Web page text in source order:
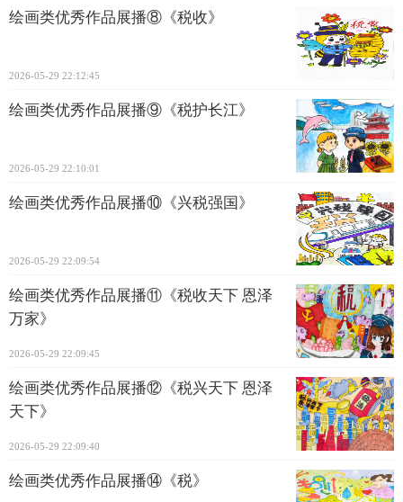
绘画类优秀作品展播⑧《税收》
2026-05-29 22:12:45
绘画类优秀作品展播⑨《税护长江》
2026-05-29 22:10:01
绘画类优秀作品展播⑩《兴税强国》
2026-05-29 22:09:54
绘画类优秀作品展播⑪《税收天下 恩泽
万家》
2026-05-29 22:09:45
绘画类优秀作品展播⑫《税兴天下 恩泽
天下》
2026-05-29 22:09:40
绘画类优秀作品展播⑭《税》